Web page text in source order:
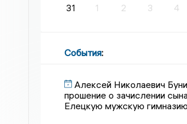
31
1 2 3 4
События:
Алексей Николаевич
прошение о зачислении
Елецкую мужскую гимназию